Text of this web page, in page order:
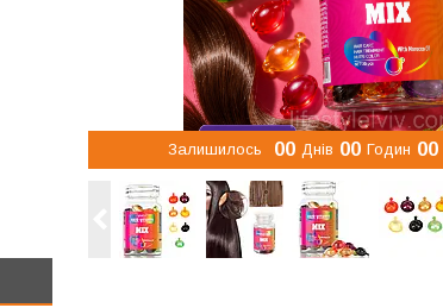
Залишилось 00 Днів 00 Годин 00